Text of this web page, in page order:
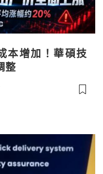
本增加！華碩技
整